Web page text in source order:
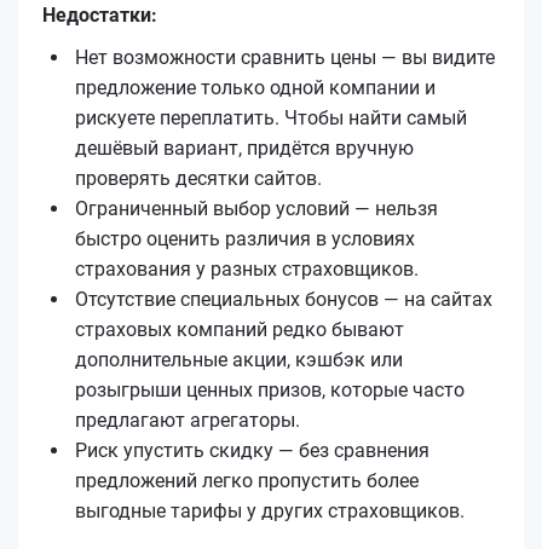
Недостатки:
Нет возможности сравнить цены — вы видите
предложение только одной компании и
рискуете переплатить. Чтобы найти самый
дешёвый вариант, придётся вручную
проверять десятки сайтов.
Ограниченный выбор условий — нельзя
быстро оценить различия в условиях
страхования у разных страховщиков.
Отсутствие специальных бонусов — на сайтах
страховых компаний редко бывают
дополнительные акции, кэшбэк или
розыгрыши ценных призов, которые часто
предлагают агрегаторы.
Риск упустить скидку — без сравнения
предложений легко пропустить более
выгодные тарифы у других страховщиков.